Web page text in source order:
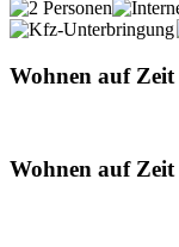
Wohnen auf Zeit
Wohnen auf Zeit